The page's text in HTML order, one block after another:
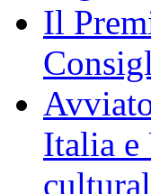
Il
Italia e